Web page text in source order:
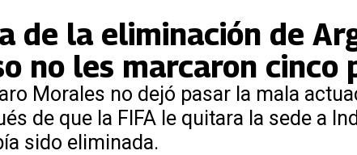
de la eliminación de
no les marcaron cinco
Morales no dejó pasar la mala
de que la FIFA le quitara la sede a
sido eliminada.